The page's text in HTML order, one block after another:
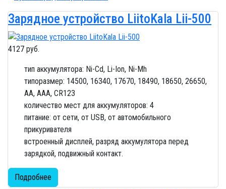
Зарядное устройство LiitoKala Lii-500
4127 руб.
тип аккумулятора: Ni-Cd, Li-Ion, Ni-Mh
типоразмер: 14500, 16340, 17670, 18490, 18650, 26650,
AA, AAA, CR123
количество мест для аккумуляторов: 4
питание: от сети, от USB, от автомобильного
прикуривателя
встроенный дисплей, разряд аккумулятора перед
зарядкой, подвижный контакт.
Подробнее